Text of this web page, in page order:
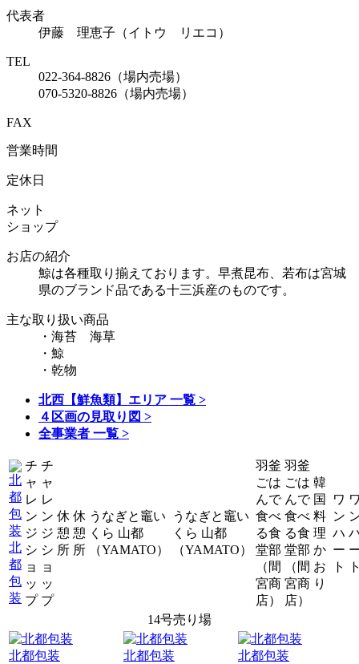
代表者
伊藤 理恵子（イトウ リエコ）
TEL
022-364-8826（場内売場）
070-5320-8826（場内売場）
FAX
営業時間
定休日
ネット
ショップ
お店の紹介
鯨は各種取り揃えております。早煮昆布、若布は宮城
県のブランド品である十三浜産のものです。
主な取り扱い商品
・海苔 海草
・鯨
・乾物
北西【鮮魚類】エリア 一覧 >
４区画の見取り図 >
全事業者 一覧 >
北
都
包
装
チ
ャ
レ
ン
ジ
シ
ョ
ッ
プ
チ
ャ
レ
ン
ジ
シ
ョ
ッ
プ
休
憩
所
休
憩
所
うなぎと竈い
くら 山都
（YAMATO）
うなぎと竈い
くら 山都
（YAMATO）
羽釜
ごは
んで
食べ
る食
堂部
（間
宮商
店）
羽釜
ごは
んで
食べ
る食
堂部
（間
宮商
店）
韓
国
料
理
か
お
り
ワ
ン
ハ
ー
ト
14号売り場
北都包装 北都包装 北都包装